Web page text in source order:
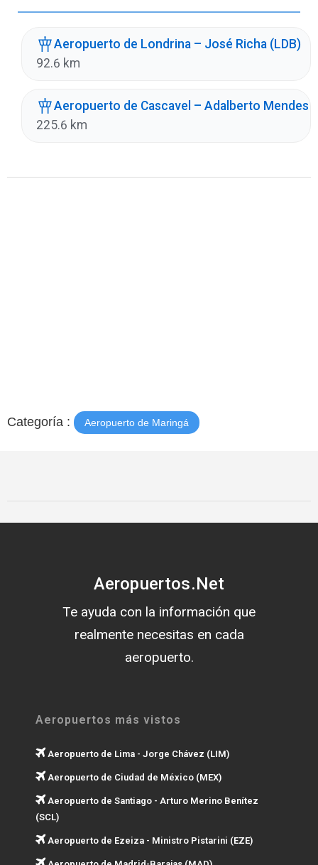
Aeropuerto de Londrina – José Richa (LDB)
92.6 km
Aeropuerto de Cascavel – Adalberto Mendes
225.6 km
Categoría : Aeropuerto de Maringá
Aeropuertos.Net
Te ayuda con la información que
realmente necesitas en cada
aeropuerto.
Aeropuertos más vistos
Aeropuerto de Lima - Jorge Chávez (LIM)
Aeropuerto de Ciudad de México (MEX)
Aeropuerto de Santiago - Arturo Merino Benítez
(SCL)
Aeropuerto de Ezeiza - Ministro Pistarini (EZE)